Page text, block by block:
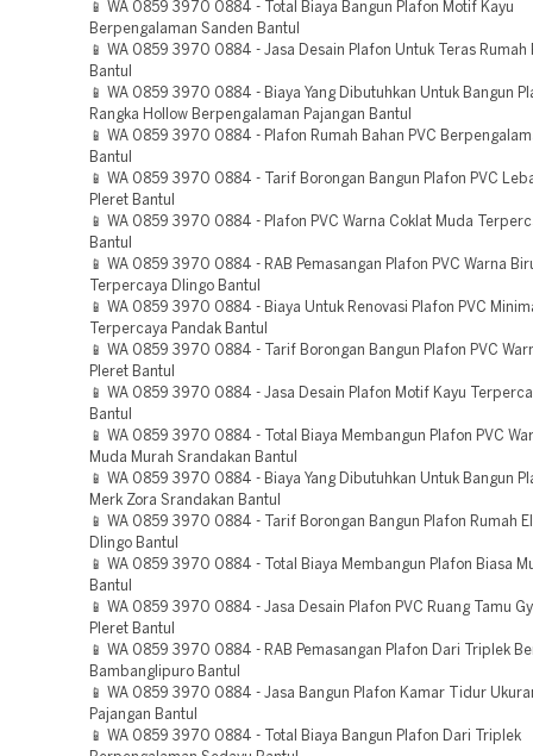
📱 WA 0859 3970 0884 - Total Biaya Bangun Plafon Motif Kayu
Berpengalaman Sanden Bantul
📱 WA 0859 3970 0884 - Jasa Desain Plafon Untuk Teras Rumah
Bantul
📱 WA 0859 3970 0884 - Biaya Yang Dibutuhkan Untuk Bangun
Rangka Hollow Berpengalaman Pajangan Bantul
📱 WA 0859 3970 0884 - Plafon Rumah Bahan PVC
Bantul
📱 WA 0859 3970 0884 - Tarif Borongan Bangun Plafon PVC
Pleret Bantul
📱 WA 0859 3970 0884 - Plafon PVC Warna Coklat Muda
Bantul
📱 WA 0859 3970 0884 - RAB Pemasangan Plafon PVC Warna
Terpercaya Dlingo Bantul
📱 WA 0859 3970 0884 - Biaya Untuk Renovasi Plafon PVC
Terpercaya Pandak Bantul
📱 WA 0859 3970 0884 - Tarif Borongan Bangun Plafon PVC
Pleret Bantul
📱 WA 0859 3970 0884 - Jasa Desain Plafon Motif Kayu
Bantul
📱 WA 0859 3970 0884 - Total Biaya Membangun Plafon PVC
Muda Murah Srandakan Bantul
📱 WA 0859 3970 0884 - Biaya Yang Dibutuhkan Untuk Bangun
Merk Zora Srandakan Bantul
📱 WA 0859 3970 0884 - Tarif Borongan Bangun Plafon Rumah
Dlingo Bantul
📱 WA 0859 3970 0884 - Total Biaya Membangun Plafon Biasa
Bantul
📱 WA 0859 3970 0884 - Jasa Desain Plafon PVC Ruang Tamu
Pleret Bantul
📱 WA 0859 3970 0884 - RAB Pemasangan Plafon Dari Triplek
Bambanglipuro Bantul
📱 WA 0859 3970 0884 - Jasa Bangun Plafon Kamar Tidur
Pajangan Bantul
📱 WA 0859 3970 0884 - Total Biaya Bangun Plafon Dari Triplek